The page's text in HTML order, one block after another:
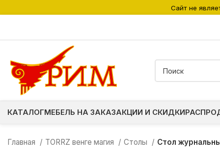
КАТАЛОГМЕБЕЛЬ НА ЗАКАЗАКЦИИ И СКИДКИ
Главная TORRZ венге магия Столы Стол
Сайт не